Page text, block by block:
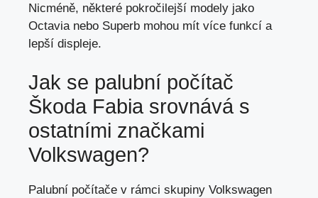
Nicméně, některé pokročilejší modely jako
Octavia nebo Superb mohou mít více funkcí a
lepší displeje.
Jak se palubní počítač
Škoda Fabia srovnává s
ostatními značkami
Volkswagen?
Palubní počítače v rámci skupiny Volkswagen